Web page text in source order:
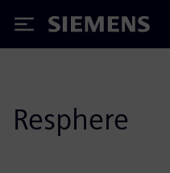
Siemens
Resphere